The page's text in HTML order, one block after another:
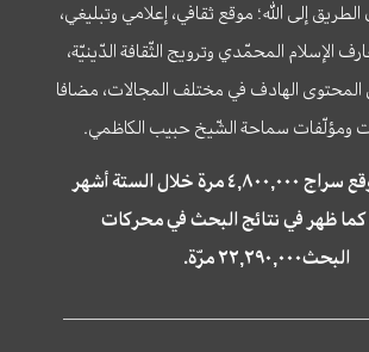
إلى الله؛ موقع ثقافي، إعلامي وتبليغي،
الإسلام المحمّدي وترويج الثّقافة الدّينيّة،
الهادف في مختلف المجالات، مضافا
ومؤلّفات سماحة الشّيخ حبيب الكاظمي.
تمّت زيارة موقع سراج ٤,٨٠٠,٠٠٠ مرة خلال الستة أشهر
كما ظهر في نتائج البحث في محركات
البحث٢٢,٢٩٠,٠٠٠ مرّة.